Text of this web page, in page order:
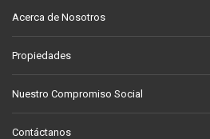
Acerca de Nosotros
Propiedades
Nuestro Compromiso Social
Contáctanos